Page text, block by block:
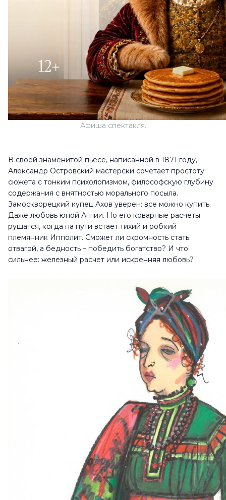
Афиша спектакля.
В своей знаменитой пьесе, написанной в 1871 году,
Александр Островский мастерски сочетает простоту
сюжета с тонким психологизмом, философскую глубину
содержания с внятностью морального посыла.
Замоскворецкий купец Ахов уверен: все можно купить.
Даже любовь юной Агнии. Но его коварные расчеты
рушатся, когда на пути встает тихий и робкий
племянник Ипполит. Сможет ли скромность стать
отвагой, а бедность – победить богатство? И что
сильнее: железный расчет или искренняя любовь?